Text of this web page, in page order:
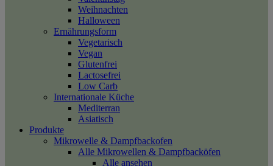
Weihnachten
Halloween
Ernährungsform
Vegetarisch
Vegan
Glutenfrei
Lactosefrei
Low Carb
Internationale Küche
Mediterran
Asiatisch
Produkte
Mikrowelle & Dampfbackofen
Alle Mikrowellen & Dampfbacköfen
Alle ansehen